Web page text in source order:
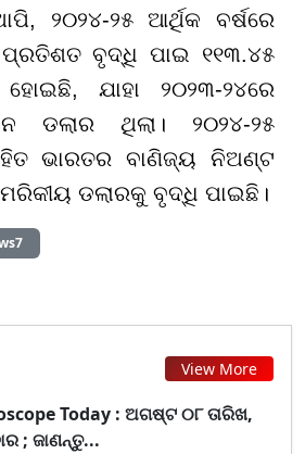
୨୦୨୪-୨୫ ଆର୍ଥିକ ବର୍ଷରେ
ପ୍ରତିଶତ ବୃଦ୍ଧି ପାଇ ୧୧୩.୪୫
ଯାହା ୨୦୨୩-୨୪ରେ
ଡଲାର ଥିଲା। ୨୦୨୪-୨୫
ଭାରତର ବାଣିଜ୍ୟ ନିଅଣ୍ଟ
ଡଲାରକୁ ବୃଦ୍ଧି ପାଇଛି।
View More
Today : ଅଗଷ୍ଟ ୦୮ ତାରିଖ,
; ଜାଣନ୍ତୁ...